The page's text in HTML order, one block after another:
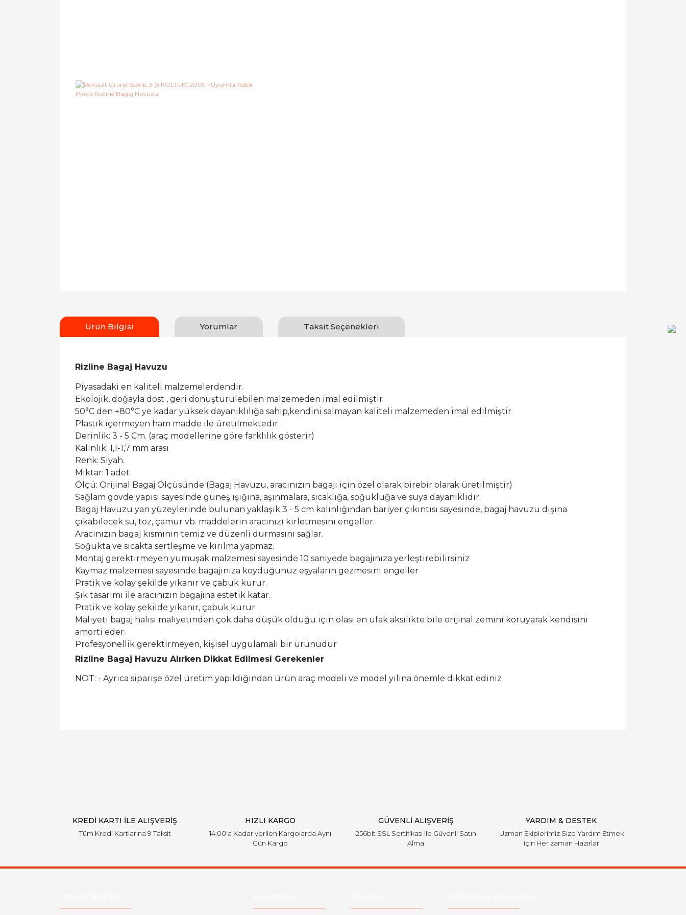
Ürün Bilgisi Yorumlar Taksit Seçenekleri
Rizline Bagaj Havuzu
Piyasadaki en kaliteli malzemelerdendir.
Ekolojik, doğayla dost , geri dönüştürülebilen malzemeden imal edilmiştir
50°C den +80°C ye kadar yüksek dayanıklılığa sahip,kendini salmayan kaliteli malzemeden imal edilmiştir
Plastik içermeyen ham madde ile üretilmektedir
Derinlik: 3 - 5 Cm. (araç modellerine göre farklılık gösterir)
Kalınlık: 1,1-1,7 mm arası
Renk: Siyah.
Miktar: 1 adet
Ölçü: Orijinal Bagaj Ölçüsünde (Bagaj Havuzu, aracınızın bagajı için özel olarak birebir olarak üretilmiştir)
Sağlam gövde yapısı sayesinde güneş ışığına, aşınmalara, sıcaklığa, soğukluğa ve suya dayanıklıdır.
Bagaj Havuzu yan yüzeylerinde bulunan yaklaşık 3 - 5 cm kalınlığından bariyer çıkıntısı sayesinde, bagaj havuzu dışına
çıkabilecek su, toz, çamur vb. maddelerin aracınızı kirletmesini engeller.
Aracınızın bagaj kısmının temiz ve düzenli durmasını sağlar.
Soğukta ve sıcakta sertleşme ve kırılma yapmaz.
Montaj gerektirmeyen yumuşak malzemesi sayesinde 10 saniyede bagajınıza yerleştirebilirsiniz
Kaymaz malzemesi sayesinde bagajınıza koyduğunuz eşyaların gezmesini engeller
Pratik ve kolay şekilde yıkanır ve çabuk kurur.
Şık tasarımı ile aracınızın bagajına estetik katar.
Pratik ve kolay şekilde yıkanır, çabuk kurur
Maliyeti bagaj halısı maliyetinden çok daha düşük olduğu için olası en ufak aksilikte bile orijinal zemini koruyarak kendisini
amorti eder.
Profesyonellik gerektirmeyen, kişisel uygulamalı bir ürünüdür
Rizline Bagaj Havuzu Alırken Dikkat Edilmesi Gerekenler
NOT: - Ayrıca siparişe özel üretim yapıldığından ürün araç modeli ve model yılına önemle dikkat ediniz
KREDİ KARTI İLE ALIŞVERİŞ
Tüm Kredi Kartlarına 9 Taksit
HIZLI KARGO
14:00'a Kadar verilen Kargolarda Aynı
Gün Kargo
GÜVENLİ ALIŞVERİŞ
256bit SSL Sertifikası ile Güvenli Satın
Alma
YARDIM & DESTEK
Uzman Ekiplerimiz Size Yardım Etmek
için Her zaman Hazırlar